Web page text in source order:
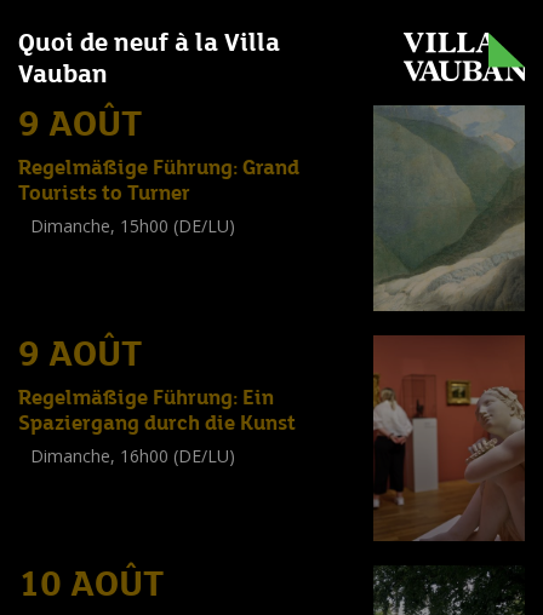
Quoi de neuf à la Villa
Vauban
9 AOÛT
Regelmäßige Führung: Grand
Tourists to Turner
Dimanche, 15h00 (DE/LU)
9 AOÛT
Regelmäßige Führung: Ein
Spaziergang durch die Kunst
Dimanche, 16h00 (DE/LU)
10 AOÛT